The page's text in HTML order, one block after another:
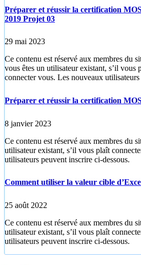
Préparer et réussir la certification
2019 Projet 03
29 mai 2023
Ce contenu est réservé aux membres du
vous êtes un utilisateur existant, s’il vous
connecter vous. Les nouveaux
Préparer et réussir la certification
8 janvier 2023
Ce contenu est réservé aux membres du
utilisateur existant, s’il vous plaît
utilisateurs peuvent inscrire ci-dessous.
Comment utiliser la valeur cible
25 août 2022
Ce contenu est réservé aux membres du
utilisateur existant, s’il vous plaît
utilisateurs peuvent inscrire ci-dessous.